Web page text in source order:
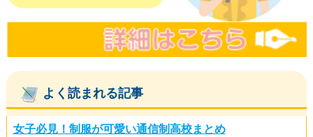
よく読まれる記事
女子必見！制服が可愛い通信制高校まとめ